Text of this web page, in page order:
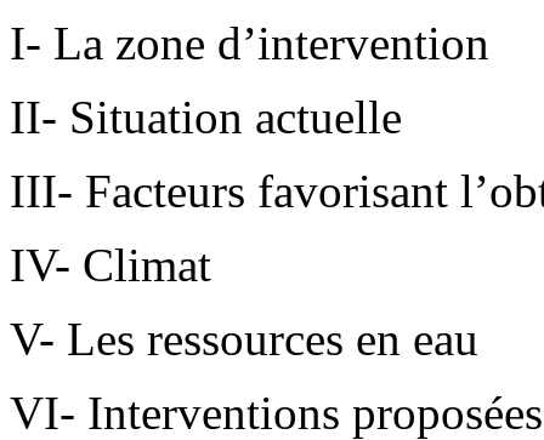
I- La zone d’intervention
II- Situation actuelle
III- Facteurs favorisant
IV- Climat
V- Les ressources en eau
VI- Interventions proposées